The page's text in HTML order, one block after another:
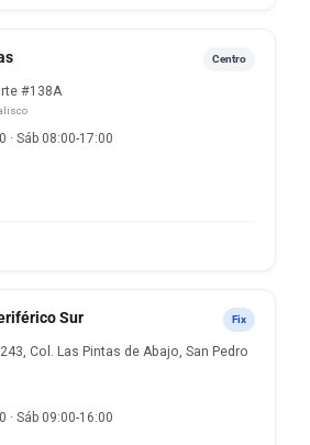
Centro
#138A
· Sáb 08:00-17:00
Sur Fix
Col. Las Pintas de Abajo, San Pedro
· Sáb 09:00-16:00